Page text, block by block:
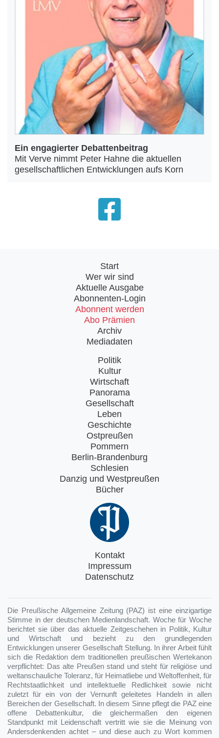
Ein engagierter Debattenbeitrag
Mit Verve nimmt Peter Hahne die aktuellen
gesellschaftlichen Entwicklungen aufs Korn
Start
Wer wir sind
Aktuelle Ausgabe
Abonnenten-Login
Abonnent werden
Abo Prämien
Archiv
Mediadaten
Politik
Kultur
Wirtschaft
Panorama
Gesellschaft
Leben
Geschichte
Ostpreußen
Pommern
Berlin-Brandenburg
Schlesien
Danzig und Westpreußen
Bücher
Kontakt
Impressum
Datenschutz
Die Preußische Allgemeine Zeitung (PAZ) ist eine einzigartige
Stimme in der deutschen Medienlandschaft. Woche für Woche
berichtet sie über das aktuelle Zeitgeschehen in Politik, Kultur
und Wirtschaft und bezieht zu den grundlegenden
Entwicklungen unserer Gesellschaft Stellung. In ihrer Arbeit fühlt
sich die Redaktion dem traditionellen preußischen Wertekanon
verpflichtet: Das alte Preußen stand und steht für religiöse und
weltanschauliche Toleranz, für Heimatliebe und Weltoffenheit, für
Rechtstaatlichkeit und intellektuelle Redlichkeit sowie nicht
zuletzt für ein von der Vernunft geleitetes Handeln in allen
Bereichen der Gesellschaft. In diesem Sinne pflegt die PAZ eine
offene Debattenkultur, die gleichermaßen den eigenen
Standpunkt mit Leidenschaft vertritt wie sie die Meinung von
Andersdenkenden achtet – und diese auch zu Wort kommen